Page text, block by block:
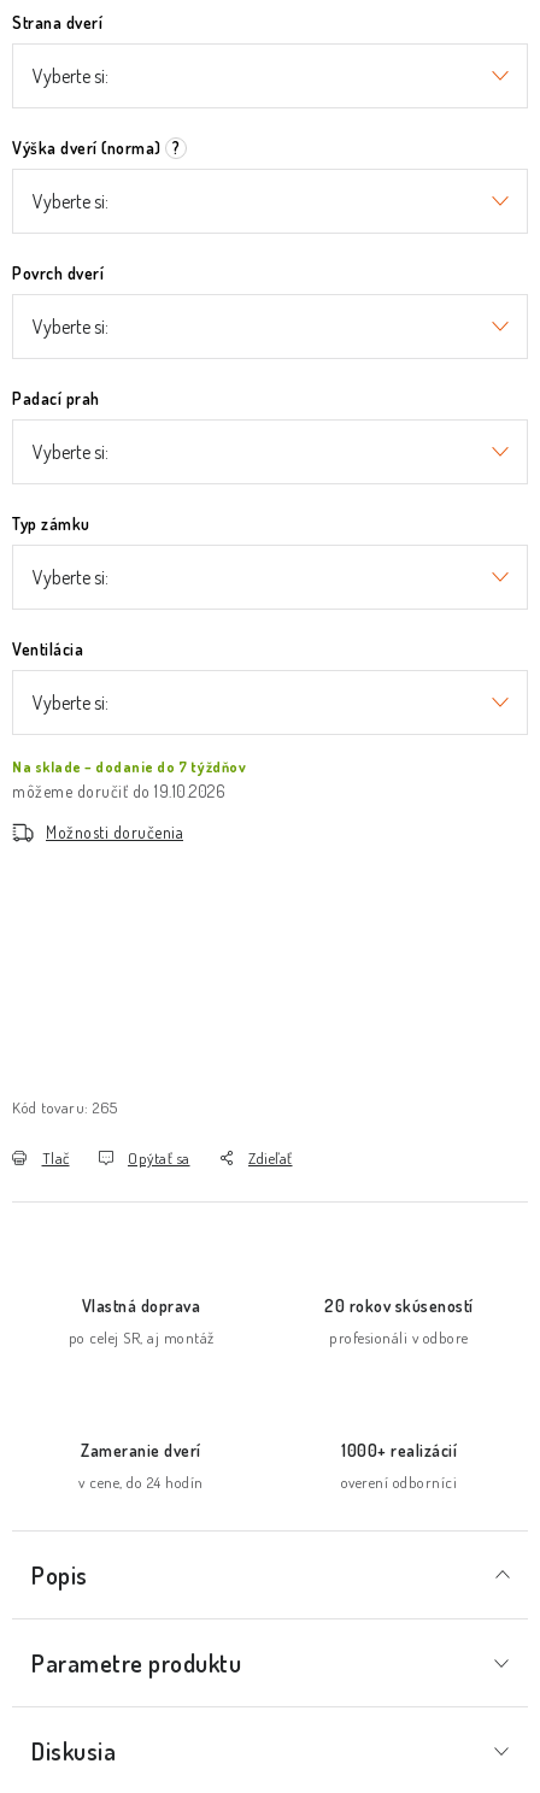
Strana dverí
Výška dverí (norma) ?
Povrch dverí
Padací prah
Typ zámku
Ventilácia
Na sklade – dodanie do 7 týždňov
19.10.2026
Možnosti doručenia
Kód tovaru: 265
Tlač Opýtať sa Zdieľať
Vlastná doprava
po celej SR, aj montáž
20 rokov skúseností
profesionáli v odbore
Zameranie dverí
v cene, do 24 hodín
1000+ realizácií
overení odborníci
Popis
Parametre produktu
Diskusia